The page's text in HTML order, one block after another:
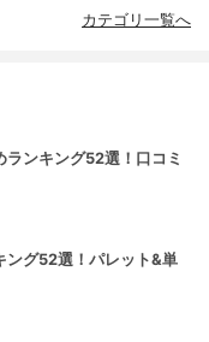
カテゴリ一覧へ
ンキング52選！口コミ
ング52選！パレット&単